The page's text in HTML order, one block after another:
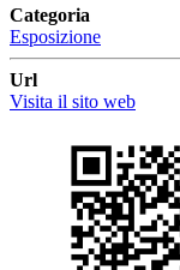
Categoria
Esposizione
Url
Visita il sito web